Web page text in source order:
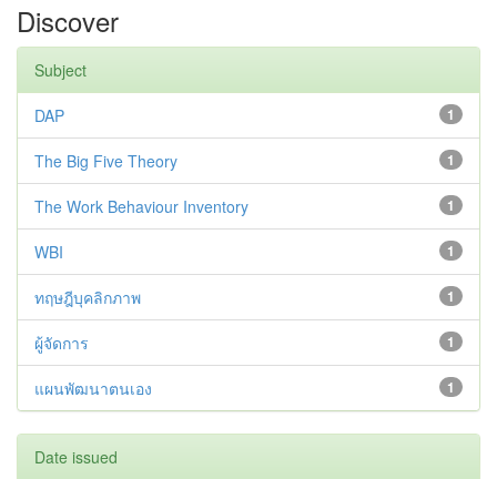
Discover
Subject
1
DAP
1
The Big Five Theory
1
The Work Behaviour Inventory
1
WBI
1
ทฤษฎีบุคลิกภาพ
1
ผู้จัดการ
1
แผนพัฒนาตนเอง
Date issued